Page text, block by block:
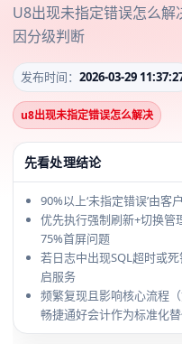
U8出现未指定错误怎么
因分级判断
发布时间： 2026-03-29
u8出现未指定错误怎么解决
先看处理结论
90%以上‘未指定错误’由
优先执行强制刷新+切换管
75%首屏问题
若日志中出现SQL超时或
启服务
频繁复现且影响核心流程
畅捷通好会计作为标准化